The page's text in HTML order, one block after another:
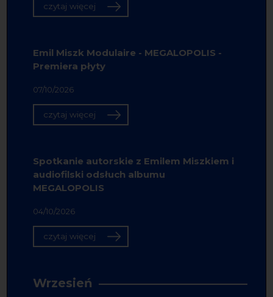
czytaj więcej
Emil Miszk Modulaire - MEGALOPOLIS -
Premiera płyty
07/10/2026
czytaj więcej
Spotkanie autorskie z Emilem Miszkiem i
audiofilski odsłuch albumu
MEGALOPOLIS
04/10/2026
czytaj więcej
Wrzesień